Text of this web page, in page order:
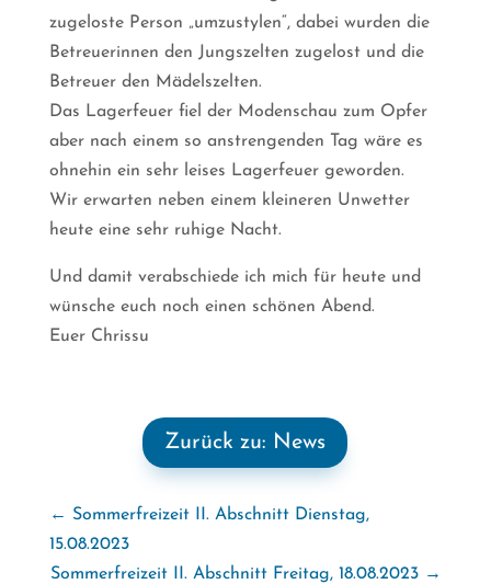
zugeloste Person „umzustylen“, dabei wurden die
Betreuerinnen den Jungszelten zugelost und die
Betreuer den Mädelszelten.
Das Lagerfeuer fiel der Modenschau zum Opfer
aber nach einem so anstrengenden Tag wäre es
ohnehin ein sehr leises Lagerfeuer geworden.
Wir erwarten neben einem kleineren Unwetter
heute eine sehr ruhige Nacht.
Und damit verabschiede ich mich für heute und
wünsche euch noch einen schönen Abend.
Euer Chrissu
Zurück zu: News
← Sommerfreizeit II. Abschnitt Dienstag,
15.08.2023
Sommerfreizeit II. Abschnitt Freitag, 18.08.2023 →